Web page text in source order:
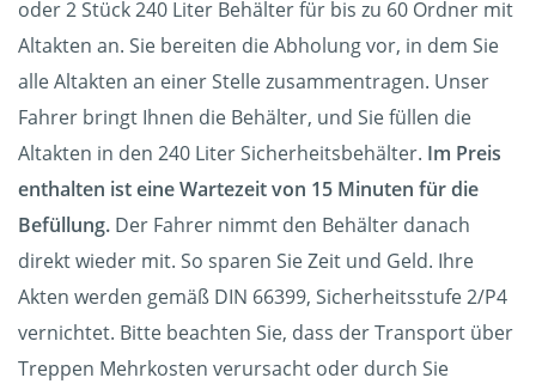
oder 2 Stück 240 Liter Behälter für bis zu 60 Ordner mit
Altakten an. Sie bereiten die Abholung vor, in dem Sie
alle Altakten an einer Stelle zusammentragen. Unser
Fahrer bringt Ihnen die Behälter, und Sie füllen die
Altakten in den 240 Liter Sicherheitsbehälter. Im Preis
enthalten ist eine Wartezeit von 15 Minuten für die
Befüllung. Der Fahrer nimmt den Behälter danach
direkt wieder mit. So sparen Sie Zeit und Geld. Ihre
Akten werden gemäß DIN 66399, Sicherheitsstufe 2/P4
vernichtet. Bitte beachten Sie, dass der Transport über
Treppen Mehrkosten verursacht oder durch Sie